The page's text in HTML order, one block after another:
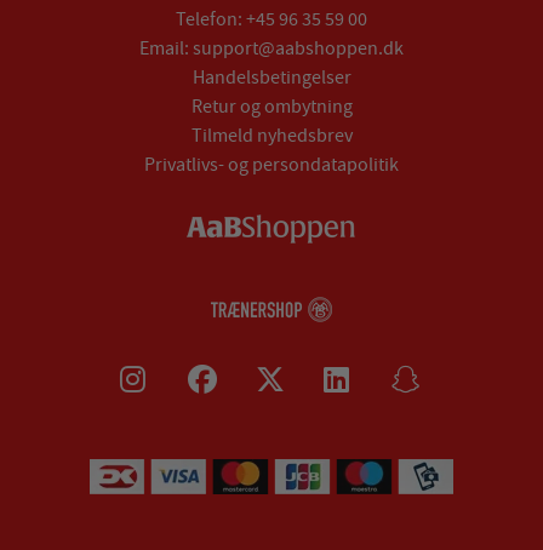
Telefon: +45 96 35 59 00
Email: support@aabshoppen.dk
Handelsbetingelser
Retur og ombytning
Tilmeld nyhedsbrev
Privatlivs- og persondatapolitik